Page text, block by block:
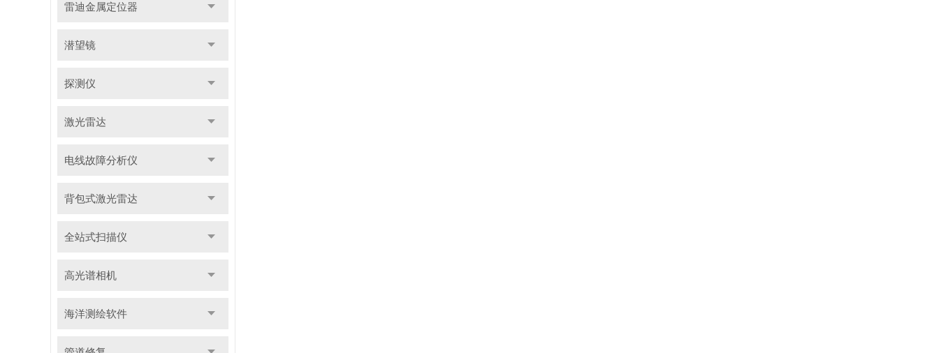
雷迪金属定位器
潜望镜
探测仪
激光雷达
电线故障分析仪
背包式激光雷达
全站式扫描仪
高光谱相机
海洋测绘软件